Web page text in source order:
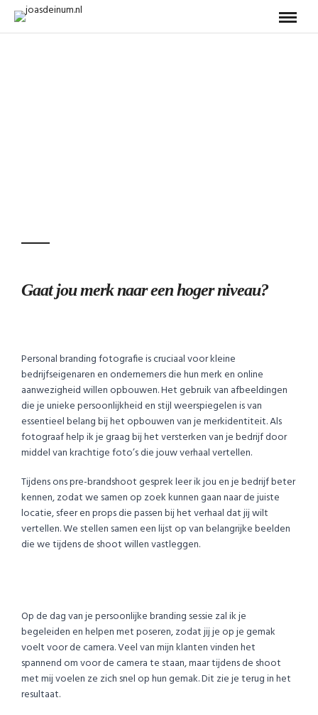
Gaat jou merk naar een hoger niveau?
Personal branding fotografie is cruciaal voor kleine
bedrijfseigenaren en ondernemers die hun merk en online
aanwezigheid willen opbouwen. Het gebruik van afbeeldingen
die je unieke persoonlijkheid en stijl weerspiegelen is van
essentieel belang bij het opbouwen van je merkidentiteit. Als
fotograaf help ik je graag bij het versterken van je bedrijf door
middel van krachtige foto’s die jouw verhaal vertellen.
Tijdens ons pre-brandshoot gesprek leer ik jou en je bedrijf beter
kennen, zodat we samen op zoek kunnen gaan naar de juiste
locatie, sfeer en props die passen bij het verhaal dat jij wilt
vertellen. We stellen samen een lijst op van belangrijke beelden
die we tijdens de shoot willen vastleggen.
Op de dag van je persoonlijke branding sessie zal ik je
begeleiden en helpen met poseren, zodat jij je op je gemak
voelt voor de camera. Veel van mijn klanten vinden het
spannend om voor de camera te staan, maar tijdens de shoot
met mij voelen ze zich snel op hun gemak. Dit zie je terug in het
resultaat.